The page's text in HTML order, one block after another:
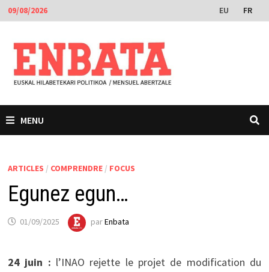
Passer
au
contenu
09/08/2026 EU FR
MENU
ARTICLES / COMPRENDRE/ FOCUS
Egunez egun…
01/09/2025 parEnbata
24 juin : l’INAO rejette le projet de modification du